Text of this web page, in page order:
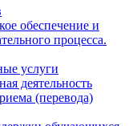
обеспечение и
процесса.
услуги
деятельность
(перевода)